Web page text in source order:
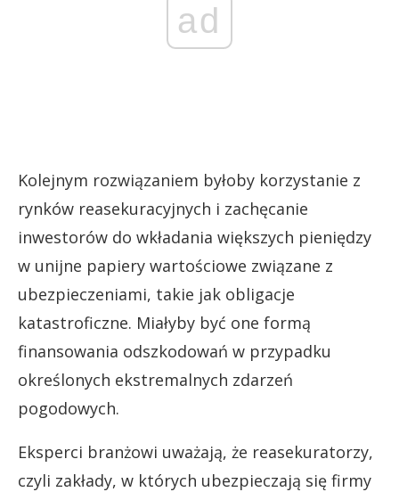
ad
Kolejnym rozwiązaniem byłoby korzystanie z
rynków reasekuracyjnych i zachęcanie
inwestorów do wkładania większych pieniędzy
w unijne papiery wartościowe związane z
ubezpieczeniami, takie jak obligacje
katastroficzne. Miałyby być one formą
finansowania odszkodowań w przypadku
określonych ekstremalnych zdarzeń
pogodowych.
Eksperci branżowi uważają, że reasekuratorzy,
czyli zakłady, w których ubezpieczają się firmy